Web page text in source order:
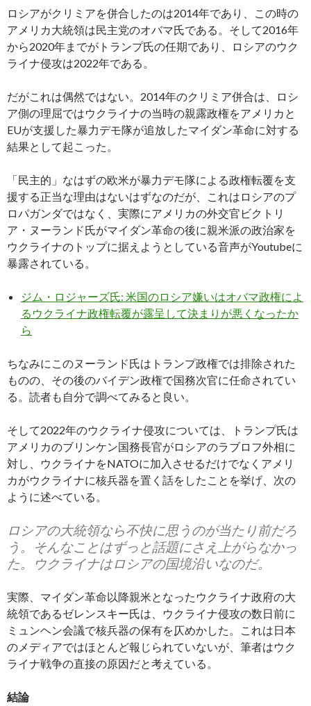
ロシアがクリミアを併合したのは2014年であり、この時の
アメリカ大統領は民主党のオバマ氏である。そして2016年
から2020年までがトランプ氏の任期であり、ロシアのウク
ライナ侵攻は2022年である。
だがこれは偶然ではない。2014年のクリミア併合は、ロシ
ア側の理屈ではウクライナの当時の親露政権をアメリカと
EUが支援した暴力デモ隊が追放したマイダン革命に対する
結果として起こった。
「民主的」なはずの欧米が暴力デモ隊による政権転覆を支
援する正当な理由はないはずなのだが、これはロシアのプ
ロパガンダではなく、実際にアメリカの外交官ビクトリ
ア・ヌーランド氏がマイダン革命の後に親米派の政治家を
ウクライナのトップに据えようとしている音声がYoutubeに
暴露されている。
ジム・ロジャーズ氏: 米国のロシア嫌いはオバマ政権によ
るウクライナ政権転覆が露呈して決まりが悪くなったか
ら
ちなみにこのヌーランド氏はトランプ政権では排除された
ものの、その後のバイデン政権で国務次官に任命されてい
る。読者も自分で調べてみると良い。
そして2022年のウクライナ侵攻については、トランプ氏は
アメリカのブリンケン国務長官がロシアのラブロフ外相に
対し、ウクライナをNATOに加入させるだけでなくアメリ
カがウクライナに核兵器を置く話をしたことを挙げ、次の
ように述べている。
ロシアの大統領なら不快に思うのが当たり前だろ
う。そんなことはずっと話題にさえ上がらなかっ
た。ウクライナはロシアの国境沿いなのだ。
実際、マイダン革命以降親米となったウクライナ政府の大
統領であるゼレンスキー氏は、ウクライナ侵攻の数日前に
ミュンヘン会議で核兵器の保有を仄めかした。これは日本
のメディアではほとんど報じられていないが、筆者はウク
ライナ戦争の直接の原因だと考えている。
結論